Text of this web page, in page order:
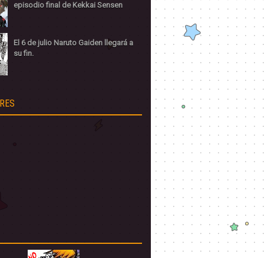
episodio final de Kekkai Sensen
El 6 de julio Naruto Gaiden llegará a
su fin.